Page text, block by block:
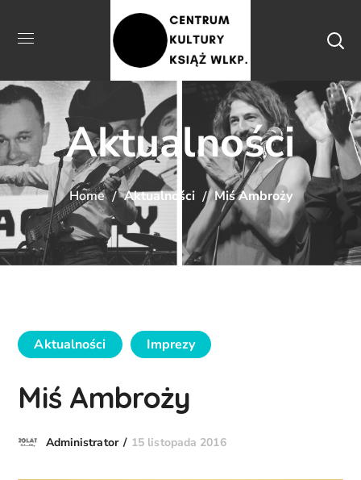
Aktualności
Home Aktualności Miś Ambroży
Aktualności Imprezy
Miś Ambroży
Administrator 15 listopada 2016